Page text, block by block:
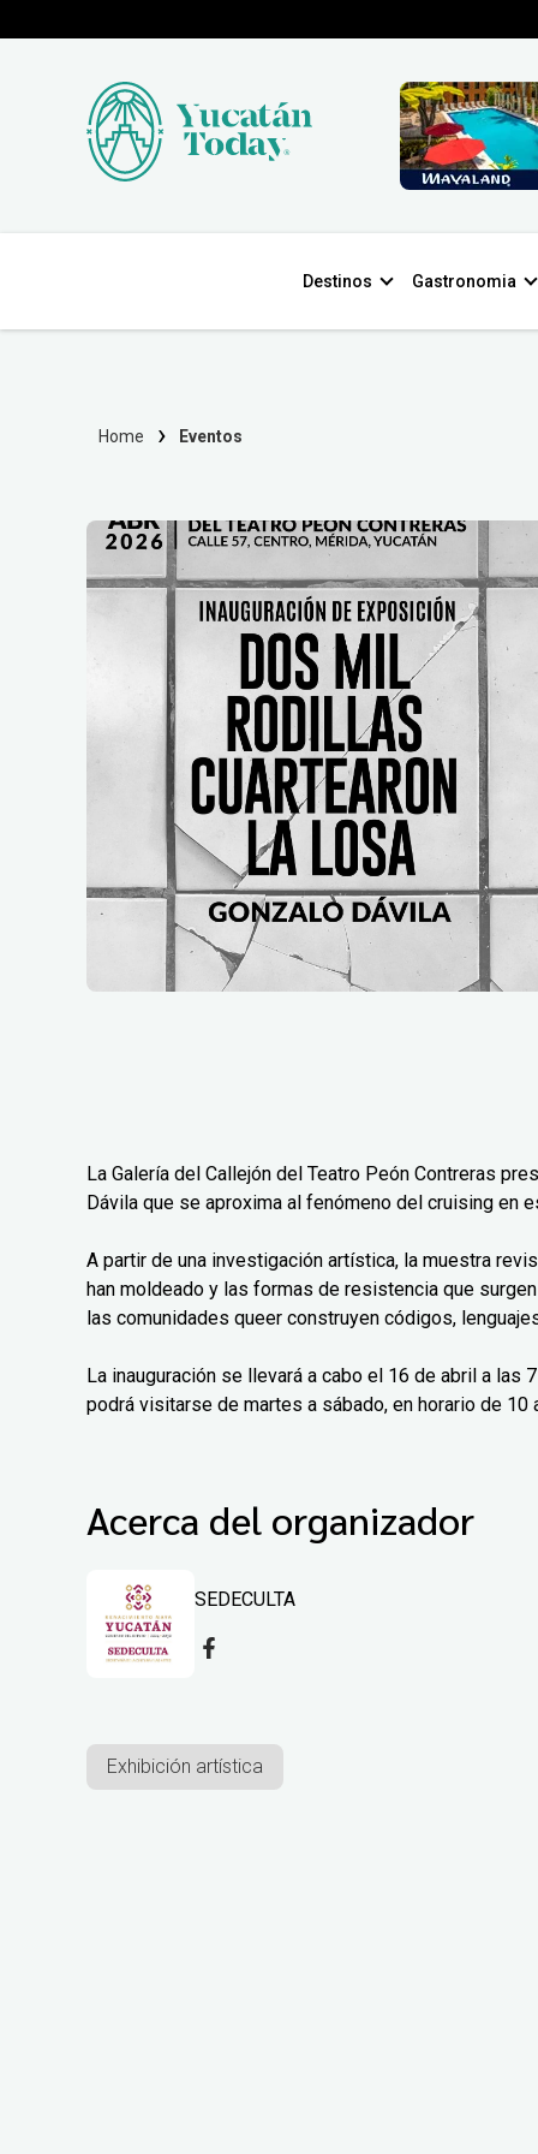
Destinos Gastronomia
Home Eventos
La Galería del Callejón del Teatro Peón Contreras
Dávila que se aproxima al fenómeno del cruising en
A partir de una investigación artística, la muestra
han moldeado y las formas de resistencia que
las comunidades queer construyen códigos,
La inauguración se llevará a cabo el 16 de abril a las
podrá visitarse de martes a sábado, en horario de 10
Acerca del organizador
SEDECULTA
Exhibición artística